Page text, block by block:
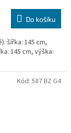
Do košíku
šířka: 145 cm,
145 cm, výška:
Kód: 587 BZ G4